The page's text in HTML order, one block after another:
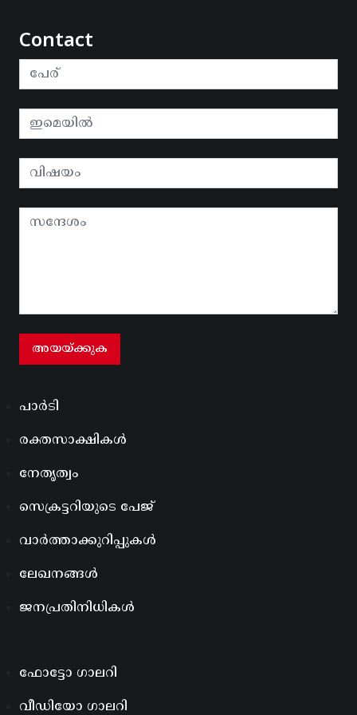
Contact
പാർടി
രക്തസാക്ഷികൾ
നേതൃത്വം
സെക്രട്ടറിയുടെ പേജ്
വാർത്താക്കുറിപ്പുകൾ
ലേഖനങ്ങൾ
ജനപ്രതിനിധികൾ
ഫോട്ടോ ഗാലറി
വീഡിയോ ഗാലറി